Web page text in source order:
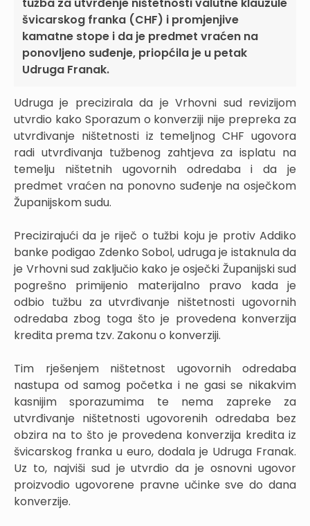
švicarskog franka (CHF) i promjenjive
kamatne stope i da je predmet vraćen na
ponovljeno suđenje, priopćila je u petak
Udruga Franak.
Udruga je precizirala da je Vrhovni sud revizijom
utvrdio kako Sporazum o konverziji nije prepreka za
utvrđivanje ništetnosti iz temeljnog CHF ugovora
radi utvrđivanja tužbenog zahtjeva za isplatu na
temelju ništetnih ugovornih odredaba i da je
predmet vraćen na ponovno suđenje na osječkom
Županijskom sudu.
Precizirajući da je riječ o tužbi koju je protiv Addiko
banke podigao Zdenko Sobol, udruga je istaknula da
je Vrhovni sud zaključio kako je osječki Županijski sud
pogrešno primijenio materijalno pravo kada je
odbio tužbu za utvrđivanje ništetnosti ugovornih
odredaba zbog toga što je provedena konverzija
kredita prema tzv. Zakonu o konverziji.
Tim rješenjem ništetnost ugovornih odredaba
nastupa od samog početka i ne gasi se nikakvim
kasnijim sporazumima te nema zapreke za
utvrđivanje ništetnosti ugovorenih odredaba bez
obzira na to što je provedena konverzija kredita iz
švicarskog franka u euro, dodala je Udruga Franak.
Uz to, najviši sud je utvrdio da je osnovni ugovor
proizvodio ugovorene pravne učinke sve do dana
konverzije.